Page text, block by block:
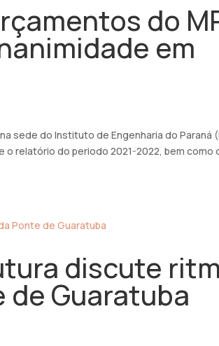
do
em
sede do Instituto de Engenharia do Paraná
o relatório do periodo 2021-2022, bem como
discute
Guaratuba